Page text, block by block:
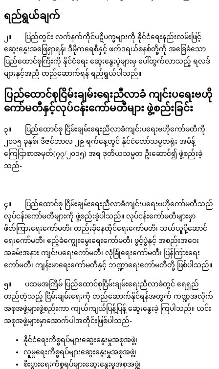
ရည်ရွယ်ချက်
၂။ ပြည်တွင်း လက်နက်ကိုင်ပဋိပက္ခများကို နိုင်ငံရေးနည်းလမ်းဖြင့်
ဆွေးနွေးအဖြေရှာရန်၊ ဒီမိုကရေစီနှင့် ဖက်ဒရယ်စနစ်တို့ကို အခြေခံသော
ပြည်ထောင်စုကြီးကို နိုင်ငံရေး ဆွေးနွေးပွဲများမှ ပေါ်ထွက်လာသည့် ရလဒ်
များနှင့်အညီ တည်ဆောက်ရန် ရည်ရွယ်ပါသည်။
ပြည်ထောင်စုငြိမ်းချမ်းရေးညီလာခံ ကျင်းပရေးဗဟို
ကော်မတီနှင့်လုပ်ငန်းကော်မတီများ ဖွဲ့စည်းခြင်း
၃။ ပြည်ထောင်စု ငြိမ်းချမ်းရေးညီလာခံကျင်းပရေးဗဟိုကော်မတီကို
၂၀၁၅ ခုနှစ်၊ ဒီဇင်ဘာလ ၂၉ ရက်နေ့တွင် နိုင်ငံတော်သမ္မတရုံး အမိန့်
ကြေငြာစာအမှတ်(၇၇/၂၀၁၅) အရ ဒုတိယသမ္မတ ဦးဆောင်၍ ဖွဲ့စည်းခဲ့
သည်-
၄။ ပြည်ထောင်စု ငြိမ်းချမ်းရေးညီလာခံကျင်းပရေးဗဟိုကော်မတီသည်
လုပ်ငန်းကော်မတီများကို ဖွဲ့စည်းခဲ့ပါသည်။ လုပ်ငန်းကော်မတီများမှာ
ဖိတ်ကြားရေးကော်မတီ၊ တည်းခိုနေထိုင်ရေးကော်မတီ၊ သယ်ယူပို့ဆောင်
ရေးကော်မတီ၊ ဧည့်ခံကျွေးမွေးရေးကော်မတီ၊ ဖွင့်ပွဲနှင့် အစည်းအဝေး
အခမ်းအနား ကျင်းပရေးကော်မတီ၊ လုံခြုံရေးကော်မတီ၊ ပြန်ကြားရေး
ကော်မတီ၊ ကျန်းမာရေးကော်မတီနှင့် ဘဏ္ဍာရေးကော်မတီတို့ ဖြစ်ပါသည်။
၅။ ပထမအကြိမ် ပြည်ထောင်စုငြိမ်းချမ်းရေးညီလာခံတွင် ရေရှည်
တည်တံ့သည့် ငြိမ်းချမ်းရေးကို တည်ဆောက်နိုင်ရန်အတွက် ကဏ္ဍအလိုက်
အစုအဖွဲ့များဖွဲ့စည်းကာ ကျယ်ကျယ်ပြန့်ပြန့် ဆွေးနွေးခဲ့ ကြပါသည်။ ယင်း
အစုအဖွဲ့များမှာအောက်ပါအတိုင်းဖြစ်ပါသည်-
နိုင်ငံရေးကိစ္စရပ်များဆွေးနွေးမှုအစုအဖွဲ့၊
လူမှုရေးကိစ္စရပ်များဆွေးနွေးမှုအစုအဖွဲ့၊
စီးပွားရေးကိစ္စရပ်များဆွေးနွေးမှုအစုအဖွဲ့၊